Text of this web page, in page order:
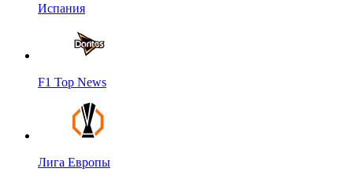
Испания
F1 Top News
Лига Европы